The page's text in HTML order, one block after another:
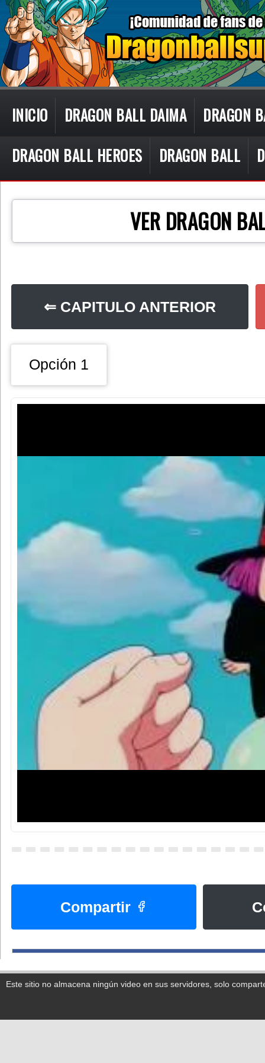
INICIO DRAGON BALL DAIMA
DRAGON
DRAGON BALL HEROES
DRAGON BALL
CON
VER DRAGON
⇐ CAPITULO ANTERIOR
Opción 1
Compartir
Este sitio no almacena ningún video en sus servidores, solo